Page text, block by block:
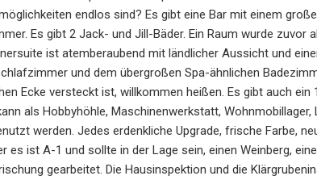
endlos sind? Es gibt eine Bar mit einem
Es gibt 2 Jack- und Jill-Bäder. Ein Raum wurde zuvor
ist atemberaubend mit ländlicher Aussicht und
und dem übergroßen Spa-ähnlichen
Ecke versteckt ist, willkommen heißen. Es gibt auch ein
als Hobbyhöhle, Maschinenwerkstatt, Wohnmobillager,
werden. Jedes erdenkliche Upgrade, frische Farbe,
ist A-1 und sollte in der Lage sein, einen Weinberg,
gearbeitet. Die Hausinspektion und die